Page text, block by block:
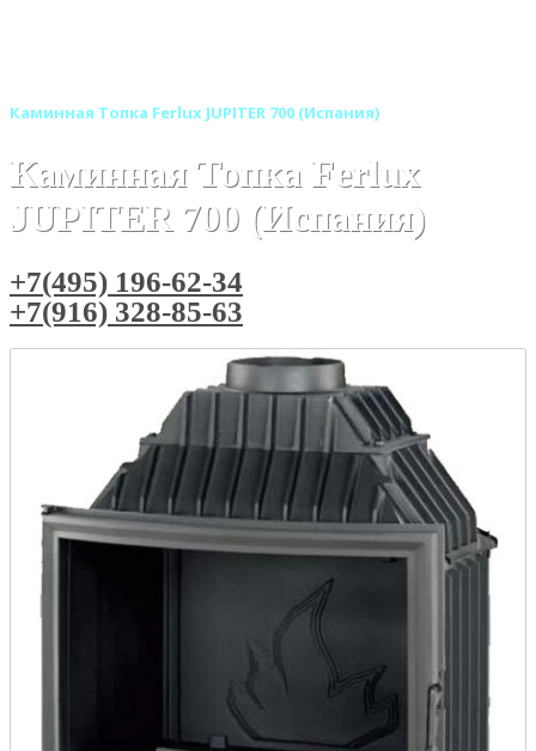
Каминная Топка Ferlux JUPITER 700 (Испания)
Каминная Топка Ferlux
JUPITER 700 (Испания)
+7(495) 196-62-34
+7(916) 328-85-63